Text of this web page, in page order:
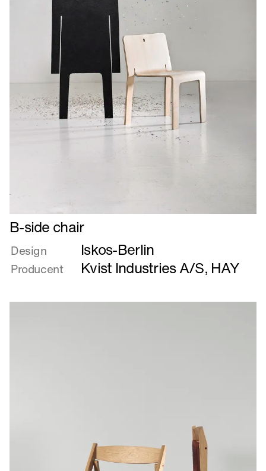
Læs
mere
om
B-
side
B-side chair
Design Iskos-Berlin
Producent Kvist Industries A/S, HAY